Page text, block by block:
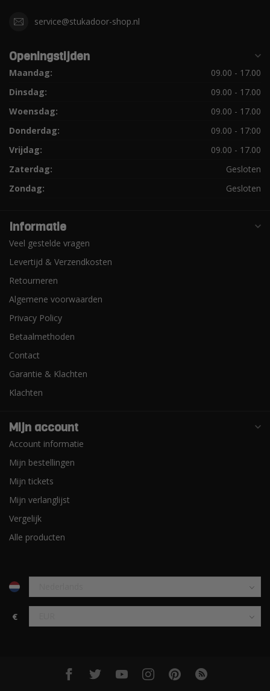
service@stukadoor-shop.nl
Openingstijden
Maandag:
09.00 - 17.00
Dinsdag:
09.00 - 17.00
Woensdag:
09.00 - 17.00
Donderdag:
09.00 - 17:00
Vrijdag:
09.00 - 17.00
Zaterdag:
Gesloten
Zondag:
Gesloten
Informatie
Veel gestelde vragen
Levertijd & Verzendkosten
Retourneren
Algemene voorwaarden
Privacy Policy
Betaalmethoden
Contact
Garantie & Klachten
Klachten
Mijn account
Account informatie
Mijn bestellingen
Mijn tickets
Mijn verlanglijst
Vergelijk
Alle producten
€